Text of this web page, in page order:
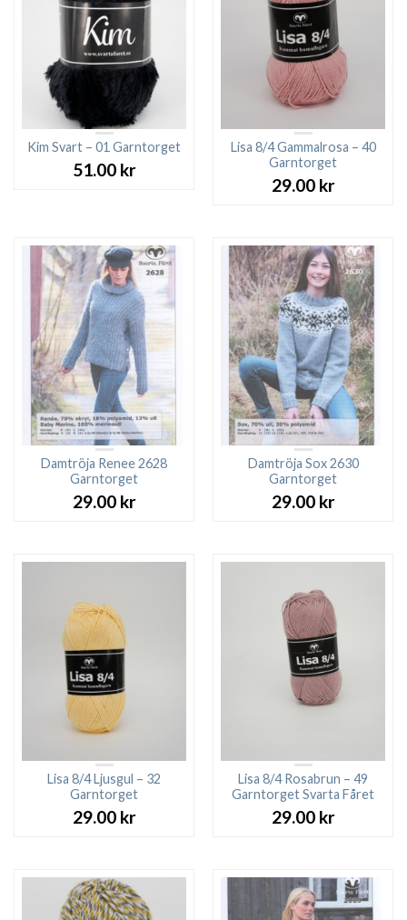
Kim Svart – 01 Garntorget
51.00 kr
Lisa 8/4 Gammalrosa – 40
Garntorget
29.00 kr
Damtröja Renee 2628
Garntorget
29.00 kr
Damtröja Sox 2630
Garntorget
29.00 kr
Lisa 8/4 Ljusgul – 32
Garntorget
29.00 kr
Lisa 8/4 Rosabrun – 49
Garntorget Svarta Fåret
29.00 kr